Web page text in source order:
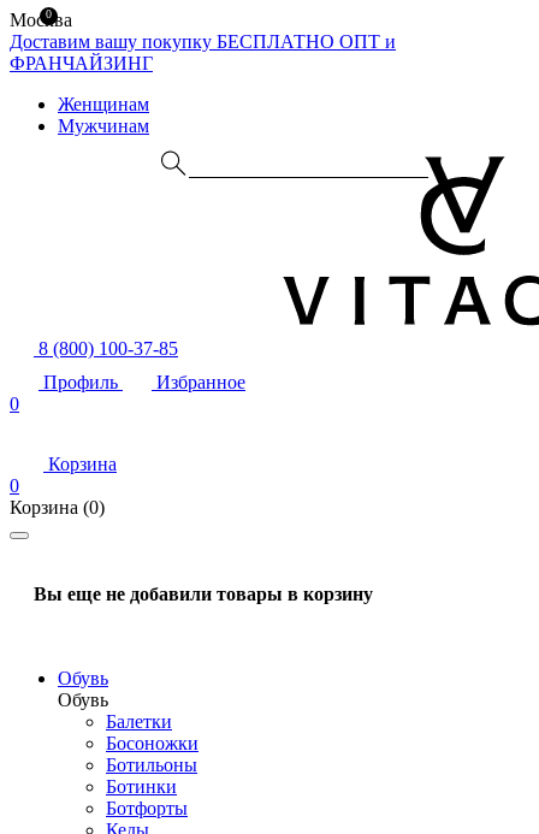
Москва
Доставим вашу покупку БЕСПЛАТНО ОПТ и
ФРАНЧАЙЗИНГ
Женщинам
Мужчинам
8 (800) 100-37-85
Профиль
Избранное
0
Корзина
0
Корзина (0)
Вы еще не добавили товары в корзину
Обувь
Обувь
Балетки
Босоножки
Ботильоны
Ботинки
Ботфорты
0